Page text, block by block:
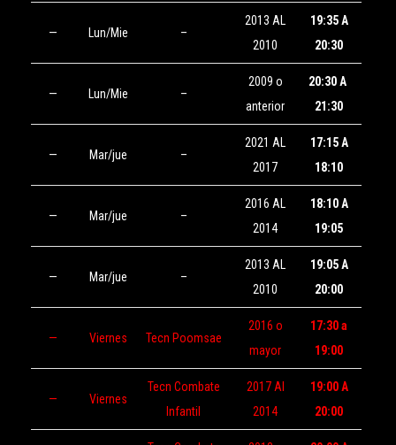
— Lun/Mie –
2013 AL
2010
19:35 A
20:30
— Lun/Mie –
2009 o
anterior
20:30 A
21:30
— Mar/jue –
2021 AL
2017
17:15 A
18:10
— Mar/jue –
2016 AL
2014
18:10 A
19:05
— Mar/jue –
2013 AL
2010
19:05 A
20:00
— Viernes Tecn Poomsae
2016 o
mayor
17:30 a
19:00
— Viernes
Tecn Combate
Infantil
2017 Al
2014
19:00 A
20:00